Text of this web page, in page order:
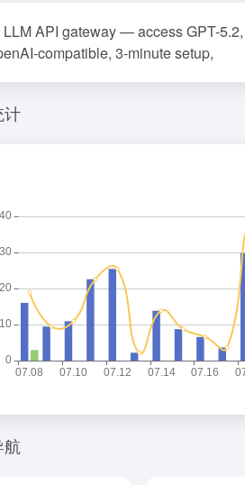
API gateway — access GPT-
compatible, 3-minute setup,
计